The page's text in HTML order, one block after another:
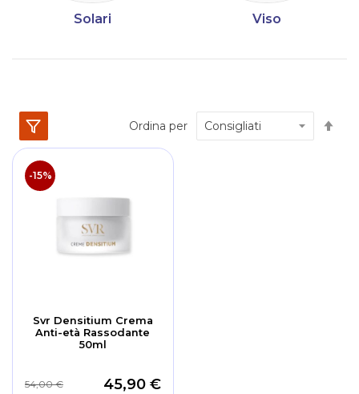
Solari Viso
Ordina per
-15%
Svr Densitium Crema
Anti-età Rassodante
50ml
45,90 €
54,00 €